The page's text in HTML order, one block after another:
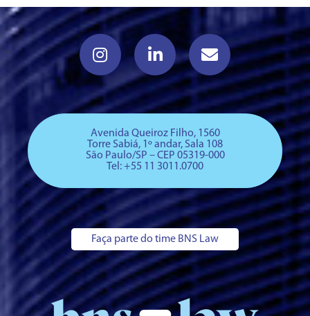
Avenida Queiroz Filho, 1560
Torre Sabiá, 1º andar, Sala 108
São Paulo/SP – CEP 05319-000
Tel: +55 11 3011.0700
Faça parte do time BNS Law